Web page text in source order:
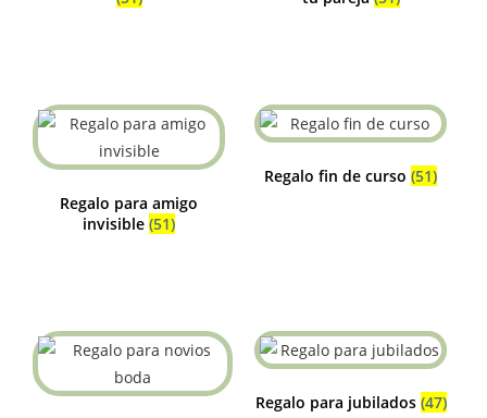
Regalo para amigo
invisible (51)
Regalo fin de curso (51)
Regalo para jubilados (47)